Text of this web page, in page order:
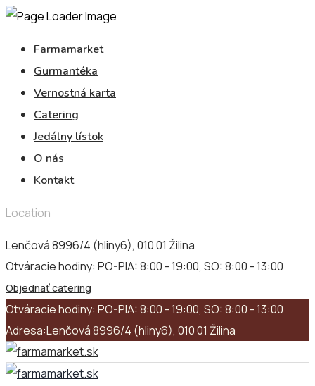
Farmamarket
Gurmantéka
Vernostná karta
Catering
Jedálny lístok
O nás
Kontakt
Location
Lenčová 8996/4 (hliny6), 010 01 Žilina
Otváracie hodiny: PO-PIA: 8:00 - 19:00, SO: 8:00 - 13:00
Objednať catering
Otváracie hodiny: PO-PIA: 8:00 - 19:00, SO: 8:00 - 13:00
Adresa:Lenčová 8996/4 (hliny6), 010 01 Žilina